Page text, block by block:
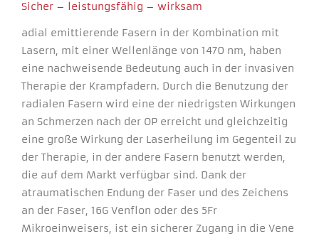
Sicher – leistungsfähig – wirksam
adial emittierende Fasern in der Kombination mit
Lasern, mit einer Wellenlänge von 1470 nm, haben
eine nachweisende Bedeutung auch in der invasiven
Therapie der Krampfadern. Durch die Benutzung der
radialen Fasern wird eine der niedrigsten Wirkungen
an Schmerzen nach der OP erreicht und gleichzeitig
eine große Wirkung der Laserheilung im Gegenteil zu
der Therapie, in der andere Fasern benutzt werden,
die auf dem Markt verfügbar sind. Dank der
atraumatischen Endung der Faser und des Zeichens
an der Faser, 16G Venflon oder des 5Fr
Mikroeinweisers, ist ein sicherer Zugang in die Vene
These
are not
optional.
They are
the
website to
function.
Experience
In order for
our website
as well as